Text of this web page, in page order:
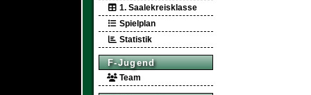
1. Saalekreisklasse
Spielplan
Statistik
F-Jugend
Team